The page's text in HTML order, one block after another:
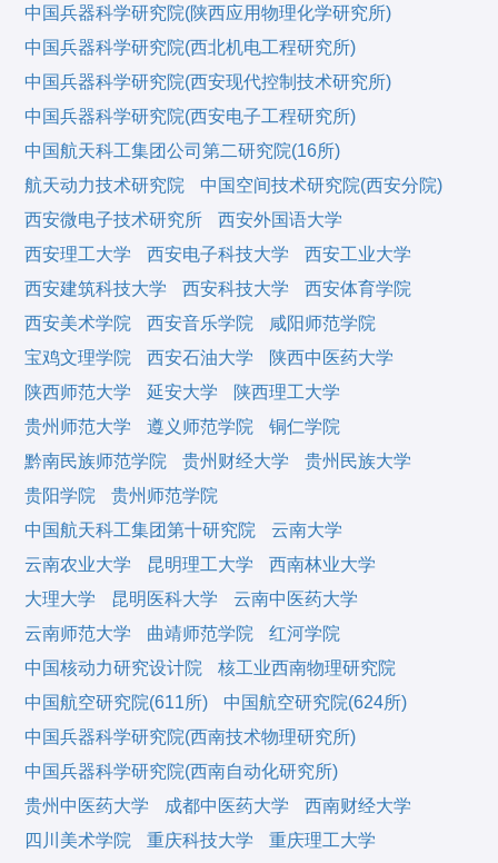
中国兵器科学研究院(陕西应用物理化学研究所)
中国兵器科学研究院(西北机电工程研究所)
中国兵器科学研究院(西安现代控制技术研究所)
中国兵器科学研究院(西安电子工程研究所)
中国航天科工集团公司第二研究院(16所)
航天动力技术研究院
中国空间技术研究院(西安分院)
西安微电子技术研究所
西安外国语大学
西安理工大学
西安电子科技大学
西安工业大学
西安建筑科技大学
西安科技大学
西安体育学院
西安美术学院
西安音乐学院
咸阳师范学院
宝鸡文理学院
西安石油大学
陕西中医药大学
陕西师范大学
延安大学
陕西理工大学
贵州师范大学
遵义师范学院
铜仁学院
黔南民族师范学院
贵州财经大学
贵州民族大学
贵阳学院
贵州师范学院
中国航天科工集团第十研究院
云南大学
云南农业大学
昆明理工大学
西南林业大学
大理大学
昆明医科大学
云南中医药大学
云南师范大学
曲靖师范学院
红河学院
中国核动力研究设计院
核工业西南物理研究院
中国航空研究院(611所)
中国航空研究院(624所)
中国兵器科学研究院(西南技术物理研究所)
中国兵器科学研究院(西南自动化研究所)
贵州中医药大学
成都中医药大学
西南财经大学
四川美术学院
重庆科技大学
重庆理工大学